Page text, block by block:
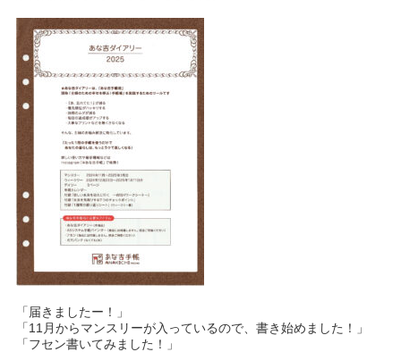
「届きましたー！」
「11月からマンスリーが入っているので、書き始めました！」
「フセン書いてみました！」